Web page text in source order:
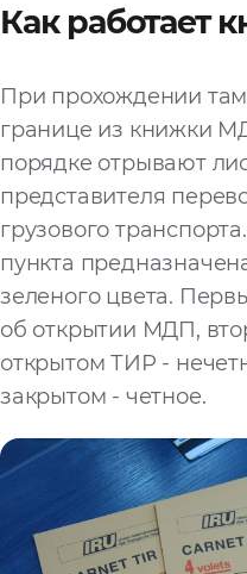
Как работает
При прохождении
границе из книжки
порядке отрывают
представителя
грузового
пункта
зеленого цвета.
об открытии МДП,
открытом ТИР -
закрытом - четное.